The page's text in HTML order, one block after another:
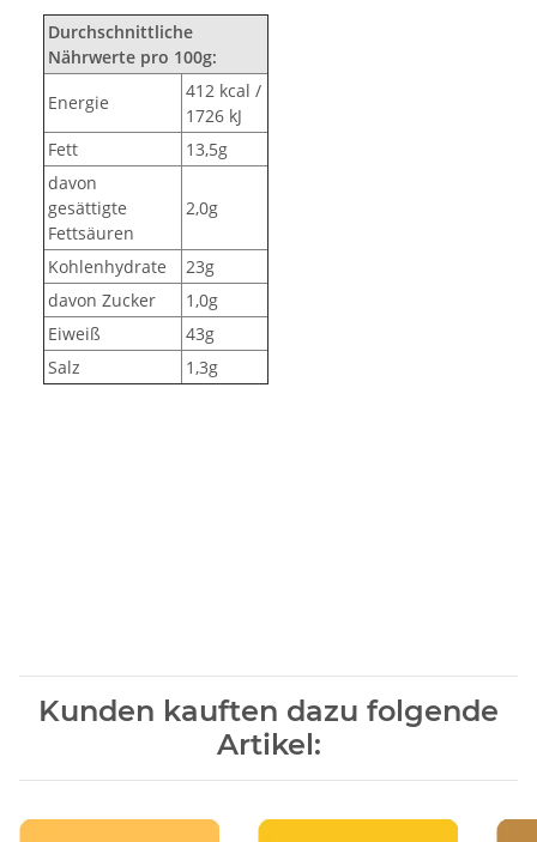
Durchschnittliche
Nährwerte pro 100g:
Energie
412 kcal /
1726 kJ
Fett
13,5g
davon
gesättigte
Fettsäuren
2,0g
Kohlenhydrate
23g
davon Zucker
1,0g
Eiweiß
43g
Salz
1,3g
Kunden kauften dazu folgende
Artikel: